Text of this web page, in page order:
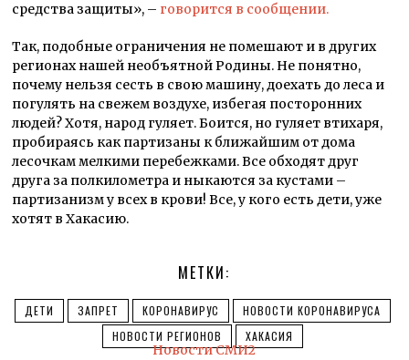
средства защиты», – говорится в сообщении.
Так, подобные ограничения не помешают и в других
регионах нашей необъятной Родины. Не понятно,
почему нельзя сесть в свою машину, доехать до леса и
погулять на свежем воздухе, избегая посторонних
людей? Хотя, народ гуляет. Боится, но гуляет втихаря,
пробираясь как партизаны к ближайшим от дома
лесочкам мелкими перебежками. Все обходят друг
друга за полкилометра и ныкаются за кустами –
партизанизм у всех в крови! Все, у кого есть дети, уже
хотят в Хакасию.
МЕТКИ:
ДЕТИ ЗАПРЕТ КОРОНАВИРУС
НОВОСТИ КОРОНАВИРУСА
НОВОСТИ РЕГИОНОВ
ХАКАСИЯ
Новости СМИ2